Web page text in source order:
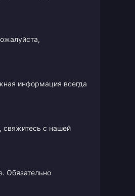
информация всегда
свяжитесь с нашей
Обязательно